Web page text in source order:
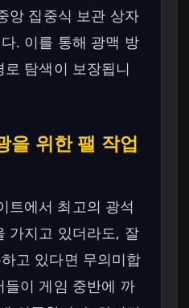
앙 집중식 보관 상자
. 이를 통해 광맥 방
탐색이 보장됩니
을 위한 팰 작업
트에서 최고의 광석
가지고 있더라도, 잘
고 있다면 무의미합
들이 게임 중반에 까